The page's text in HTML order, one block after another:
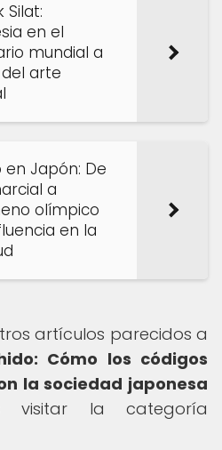
Silat:
en el
mundial a
arte
en Japón: De
a
olímpico
en la
artículos parecidos a
Cómo los códigos
la sociedad japonesa
visitar la categoría